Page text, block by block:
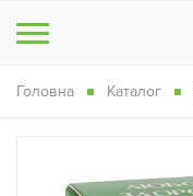
Головна Каталог